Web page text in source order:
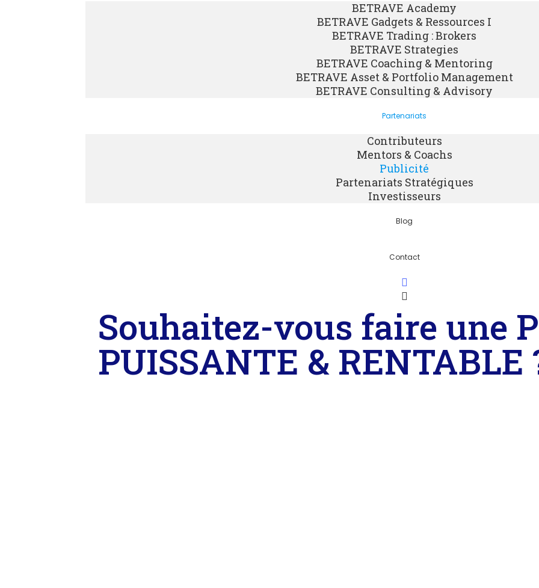
BETRAVE Academy
BETRAVE Gadgets & Ressources I
BETRAVE Trading : Brokers
BETRAVE Strategies
BETRAVE Coaching & Mentoring
BETRAVE Asset & Portfolio Management
BETRAVE Consulting & Advisory
Partenariats
Contributeurs
Mentors & Coachs
Publicité
Partenariats Stratégiques
Investisseurs
Blog
Contact
Souhaitez-vous faire une
PUISSANTE & RENTABLE